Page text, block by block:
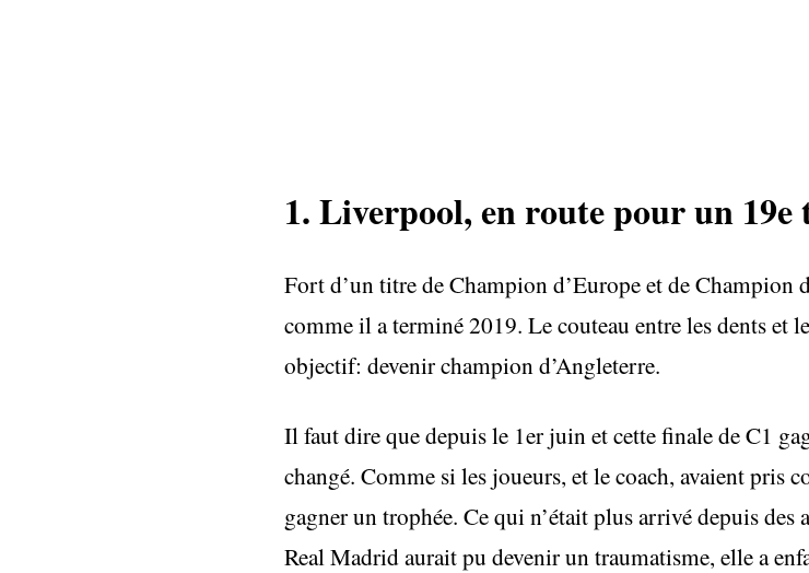
1. Liverpool, en route pour un
Fort d’un titre de Champion d’Europe et de
comme il a terminé 2019. Le couteau entre les dents et
objectif: devenir champion d’Angleterre.
Il faut dire que depuis le 1er juin et cette finale de C1
changé. Comme si les joueurs, et le coach, avaient pris
gagner un trophée. Ce qui n’était plus arrivé depuis des
Real Madrid aurait pu devenir un traumatisme, elle a